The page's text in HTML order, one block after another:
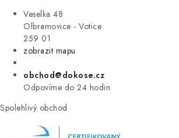
Veselka 48
Olbramovice - Votice
259 01
zobrazit mapu
obchod@dokose.cz
Odpovíme do 24 hodin
Spolehlivý obchod
VÝPRODEJ
ZNAČKY
Úvod Kontakt Blog
Moje objednávka